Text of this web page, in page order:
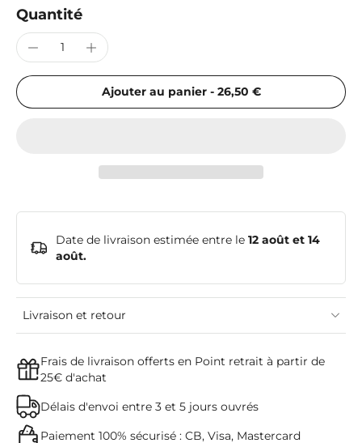
Quantité
Ajouter au panier - 26,50 €
Date de livraison estimée entre le 12 août et 14
août.
Livraison et retour
Frais de livraison offerts en Point retrait à partir de
25€ d'achat
Délais d'envoi entre 3 et 5 jours ouvrés
Paiement 100% sécurisé : CB, Visa, Mastercard